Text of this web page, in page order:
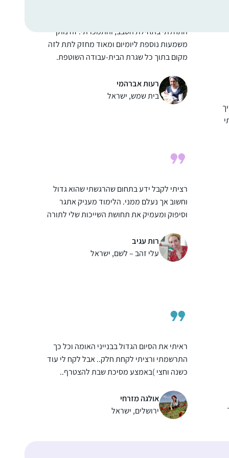
ראיתי את הסיום הגדול בבנייני האומה וכל כך
התרשמתי ורציתי לקחת חלק.. אבל לקח לי עוד
כשנה וחצי )באמצע מסיכת שבת להצטרף..
הדף וגונבת כל פעם חצי דף כשהילדים עסוקים
ומשלימה אח”כ אחרי שכולם הלכו לישון..
אולגה מזרחי
ירושלים, ישראל
רציתי לקבל ידע בתחום שהרגשתי שהוא גדול
וחשוב אך נעלם ממני. הלימוד מעניק אתגר
וסיפוק ומעמיק את תחושת השייכות שלי לתורה
רות עגיב
עלי זהב – לשם, ישראל
התחלתי בתחילת הסבב, והתמכרתי. זה נותן
משמעות נוספת ליומיום ומאוד מחזק לתת לזה
מקום בתוך כל שגרת הבית-עבודה השוטפת.
רעות אברהמי
בית שמש, ישראל